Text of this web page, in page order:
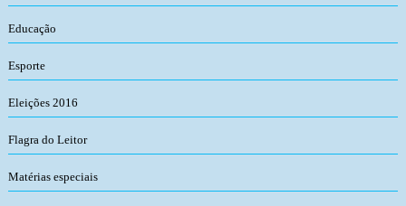
Educação
Esporte
Eleições 2016
Flagra do Leitor
Matérias especiais